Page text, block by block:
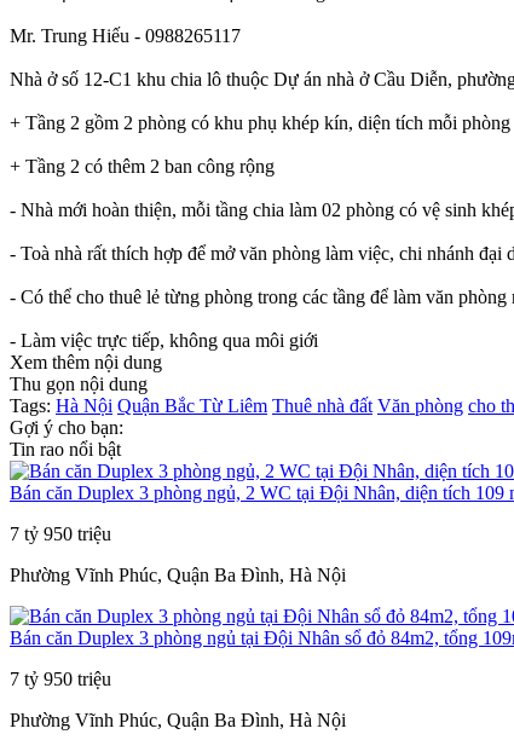
Mr. Trung Hiếu - 0988265117
Nhà ở số 12-C1 khu chia lô thuộc Dự án nhà ở Cầu Diễn,
+ Tầng 2 gồm 2 phòng có khu phụ khép kín, diện tích mỗi phòng
+ Tầng 2 có thêm 2 ban công rộng
- Nhà mới hoàn thiện, mỗi tầng chia làm 02 phòng có vệ sinh
- Toà nhà rất thích hợp để mở văn phòng làm việc, chi nhánh
- Có thể cho thuê lẻ từng phòng trong các tầng để làm văn phòng
- Làm việc trực tiếp, không qua môi giới
Xem thêm nội dung
Thu gọn nội dung
Tags: Hà Nội Quận Bắc Từ Liêm Thuê nhà đất Văn phòng cho
Gợi ý cho bạn:
Tin rao nổi bật
Bán căn Duplex 3 phòng ngủ, 2 WC tại Đội Nhân, diện tích 109
7 tỷ 950 triệu
Phường Vĩnh Phúc, Quận Ba Đình, Hà Nội
Bán căn Duplex 3 phòng ngủ tại Đội Nhân sổ đỏ 84m2, tổng
7 tỷ 950 triệu
Phường Vĩnh Phúc, Quận Ba Đình, Hà Nội